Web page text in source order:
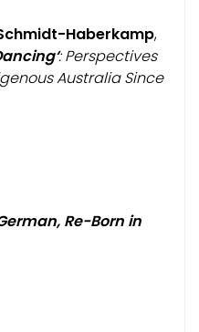
Haberkamp,
: Perspectives
Australia Since
Re-Born in